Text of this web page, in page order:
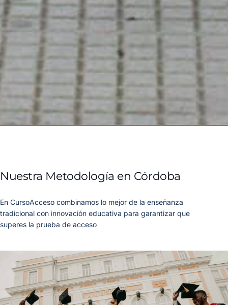
Nuestra Metodología en Córdoba
En CursoAcceso combinamos lo mejor de la enseñanza
tradicional con innovación educativa para garantizar que
superes la prueba de acceso